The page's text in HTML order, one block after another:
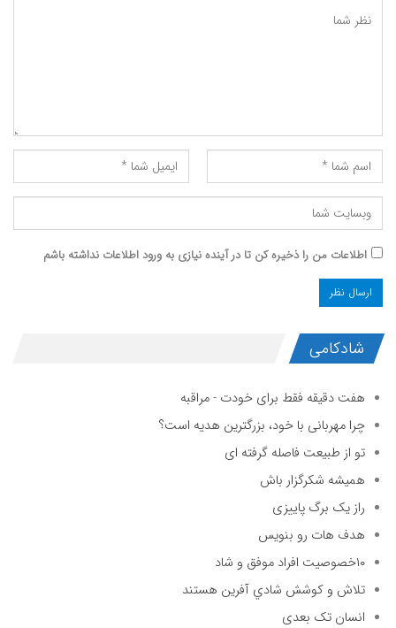
اطلاعات من را ذخیره کن تا در آینده نیازی به ورود اطلاعات نداشته باشم
شادکامی
هفت دقیقه فقط برای خودت - مراقبه
چرا مهربانی با خود، بزرگترین هدیه است؟
تو از طبیعت فاصله گرفته ای
همیشه شکرگزار باش
راز یک برگ پاییزی
هدف هات رو بنویس
۱۰خصوصیت افراد موفق و شاد
تلاش و كوشش شادي آفرين هستند
انسان تک بعدی